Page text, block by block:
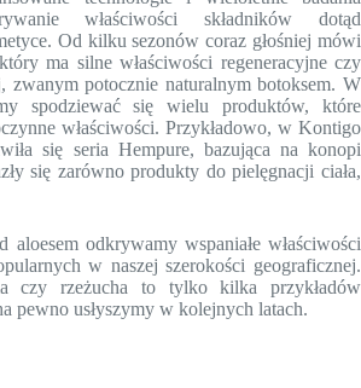
właściwości składników dotąd
Od kilku sezonów coraz głośniej mówi
ma silne właściwości regeneracyjne czy
potocznie naturalnym botoksem. W
spodziewać się wielu produktów, które
właściwości. Przykładowo, w Kontigo
się seria Hempure, bazująca na konopi
się zarówno produkty do pielęgnacji ciała,
aloesem odkrywamy wspaniałe właściwości
w naszej szerokości geograficznej.
czy rzeżucha to tylko kilka przykładów
pewno usłyszymy w kolejnych latach.